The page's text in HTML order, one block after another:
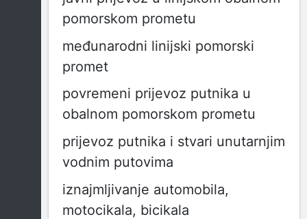
pomorskom prometu
međunarodni linijski pomorski
promet
povremeni prijevoz putnika u
obalnom pomorskom prometu
prijevoz putnika i stvari unutarnjim
vodnim putovima
iznajmljivanje automobila,
motocikala, bicikala